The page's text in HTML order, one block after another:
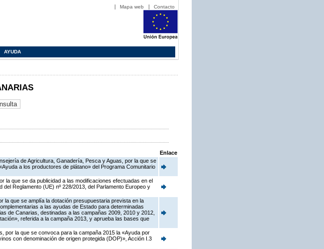
Mapa web Contacto
AYUDA
Enlace
de Agricultura, Ganadería, Pesca y Aguas, por la que se
a los productores de plátano» del Programa Comunitario
la que se da publicidad a las modificaciones efectuadas en el
Reglamento (UE) nº 228/2013, del Parlamento Europeo y
la que se amplía la dotación presupuestaria prevista en la
a las ayudas de Estado para determinadas
de Canarias, destinadas a las campañas 2009, 2010 y 2012,
referida a la campaña 2013, y aprueba las bases que
por la que se convoca para la campaña 2015 la «Ayuda por
con denominación de origen protegida (DOP)», Acción I.3